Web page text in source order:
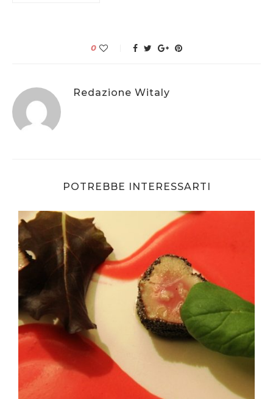
0
Redazione Witaly
POTREBBE INTERESSARTI